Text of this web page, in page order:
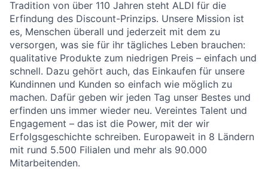
Tradition von über 110 Jahren steht ALDI für die
Erfindung des Discount-Prinzips. Unsere Mission ist
es, Menschen überall und jederzeit mit dem zu
versorgen, was sie für ihr tägliches Leben brauchen:
qualitative Produkte zum niedrigen Preis – einfach und
schnell. Dazu gehört auch, das Einkaufen für unsere
Kundinnen und Kunden so einfach wie möglich zu
machen. Dafür geben wir jeden Tag unser Bestes und
erfinden uns immer wieder neu. Vereintes Talent und
Engagement – das ist die Power, mit der wir
Erfolgsgeschichte schreiben. Europaweit in 8 Ländern
mit rund 5.500 Filialen und mehr als 90.000
Mitarbeitenden.